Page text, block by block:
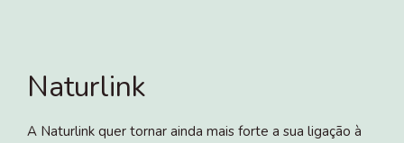
Naturlink
A Naturlink quer tornar ainda mais forte a sua ligação à